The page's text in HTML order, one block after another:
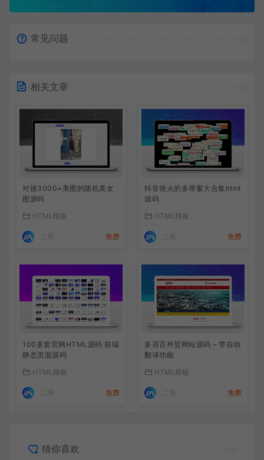
常见问题
相关文章
对接3000+美图的随机美女
图源码
HTML模板
免费
抖音很火的多弹窗大合集html
源码
HTML模板
免费
100多套官网HTML源码 前端
静态页面源码
HTML模板
免费
多语言外贸网站源码 – 带自动
翻译功能
HTML模板
免费
猜你喜欢